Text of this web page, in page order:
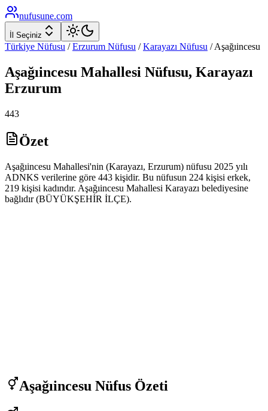
nufusune.com
İl Seçiniz
Türkiye Nüfusu / Erzurum Nüfusu / Karayazı Nüfusu /Aşağıincesu
Aşağıincesu Mahallesi Nüfusu, Karayazı
Erzurum
443
Özet
Aşağıincesu Mahallesi'nin (Karayazı, Erzurum) nüfusu 2025 yılı
ADNKS verilerine göre 443 kişidir. Bu nüfusun 224 kişisi erkek,
219 kişisi kadındır. Aşağıincesu Mahallesi Karayazı belediyesine
bağlıdır (BÜYÜKŞEHİR İLÇE).
Aşağıincesu Nüfus Özeti